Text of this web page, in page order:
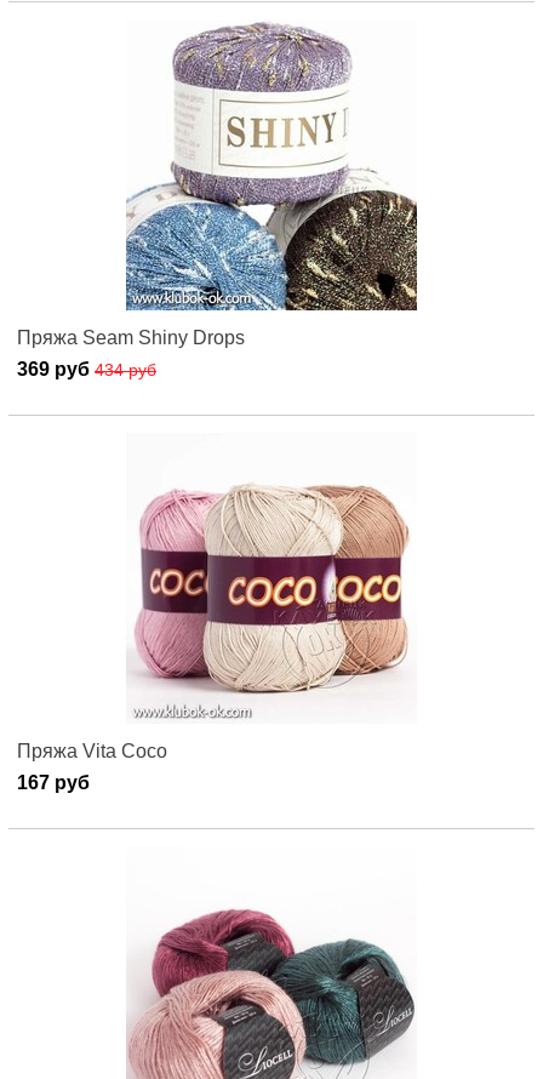
Пряжа Seam Shiny Drops
369 руб 434 руб
Пряжа Vita Coco
167 руб